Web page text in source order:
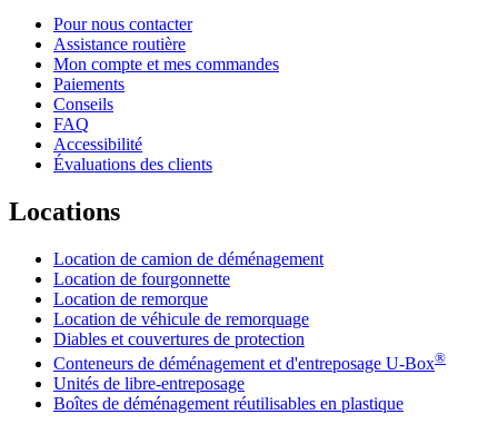
Pour nous contacter
Assistance routière
Mon compte et mes commandes
Paiements
Conseils
FAQ
Accessibilité
Évaluations des clients
Locations
Location de camion de déménagement
Location de fourgonnette
Location de remorque
Location de véhicule de remorquage
Diables et couvertures de protection
Conteneurs de déménagement et d'entreposage U-Box®
Unités de libre-entreposage
Boîtes de déménagement réutilisables en plastique